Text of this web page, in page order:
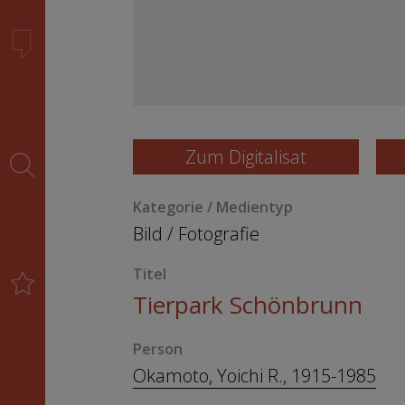
Zum Digitalisat
Kategorie / Medientyp
Bild / Fotografie
Titel
Tierpark Schönbrunn
Person
Okamoto, Yoichi R., 1915-1985